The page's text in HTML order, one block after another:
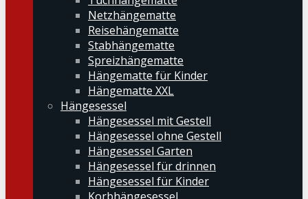
Netzhängematte
Reisehängematte
Stabhängematte
Spreizhängematte
Hängematte für Kinder
Hängematte XXL
Hängesessel
Hängesessel mit Gestell
Hängesessel ohne Gestell
Hängesessel Garten
Hängesessel für drinnen
Hängesessel für Kinder